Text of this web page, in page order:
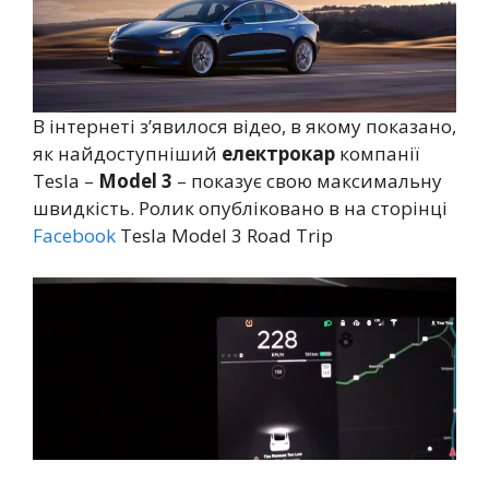
В інтернеті з’явилося відео, в якому показано,
як найдоступніший електрокар компанії
Tesla – Model 3 – показує свою максимальну
швидкість. Ролик опубліковано в на сторінці
Facebook Tesla Model 3 Road Trip